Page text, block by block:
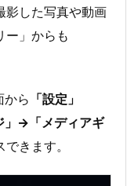
影した写真や動画
ー」からも
から 「設定」
」→「メディアギ
きます。